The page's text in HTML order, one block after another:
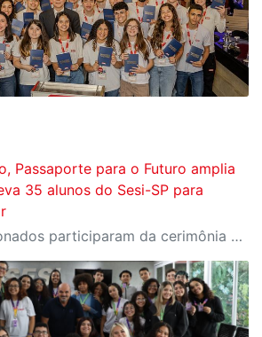
Passaporte para o Futuro amplia
35 alunos do Sesi-SP para
Estudantes selecionados participaram da cerimônia oficial de entrega do passaporte, realizada no Espaço Nobre da Fiesp, em São Paulo